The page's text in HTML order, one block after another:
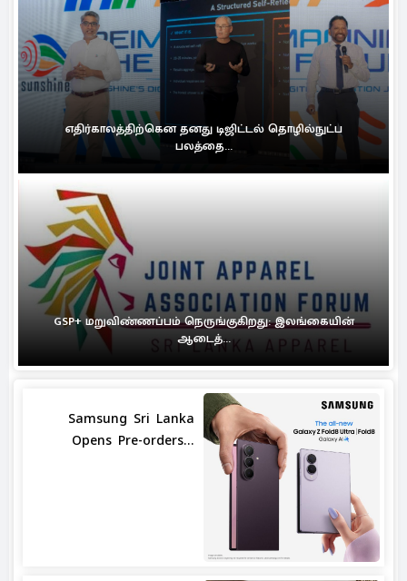
எதிர்காலத்திற்கென தனது டிஜிட்டல் தொழில்நுட்ப
பலத்தை...
GSP+ மறுவிண்ணப்பம் நெருங்குகிறது: இலங்கையின்
ஆடைத்...
Samsung Sri Lanka
Opens Pre-orders...